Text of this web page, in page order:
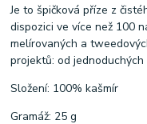
Je to špičková příze z
dispozici ve více než 100
melírovaných a
projektů: od
Složení: 100% kašmír
Gramáž: 25 g